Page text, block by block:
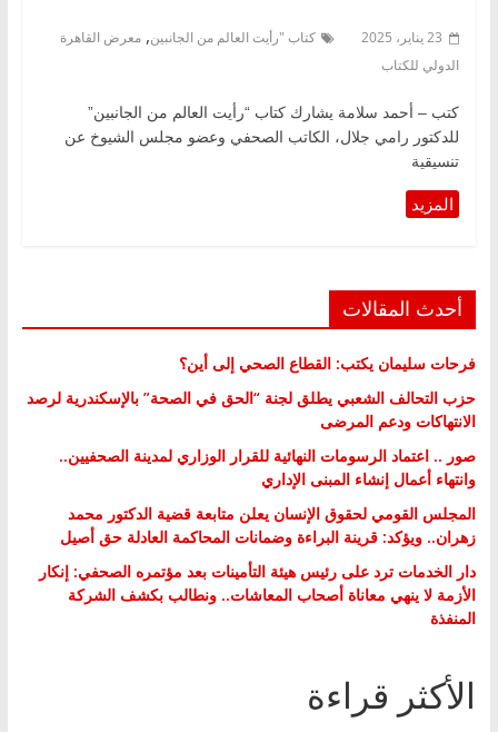
23 يناير، 2025 كتاب "رأيت العالم من الجانبين, معرض القاهرة
الدولي للكتاب
كتب – أحمد سلامة يشارك كتاب “رأيت العالم من الجانبين”
للدكتور رامي جلال، الكاتب الصحفي وعضو مجلس الشيوخ عن
تنسيقية
أحدث المقالات
فرحات سليمان يكتب: القطاع الصحي إلى أين؟
حزب التحالف الشعبي يطلق لجنة “الحق في الصحة” بالإسكندرية لرصد
الانتهاكات ودعم المرضى
صور .. اعتماد الرسومات النهائية للقرار الوزاري لمدينة الصحفيين..
وانتهاء أعمال إنشاء المبنى الإداري
المجلس القومي لحقوق الإنسان يعلن متابعة قضية الدكتور محمد
زهران.. ويؤكد: قرينة البراءة وضمانات المحاكمة العادلة حق أصيل
دار الخدمات ترد على رئيس هيئة التأمينات بعد مؤتمره الصحفي: إنكار
الأزمة لا ينهي معاناة أصحاب المعاشات.. ونطالب بكشف الشركة
المنفذة
الأكثر قراءة